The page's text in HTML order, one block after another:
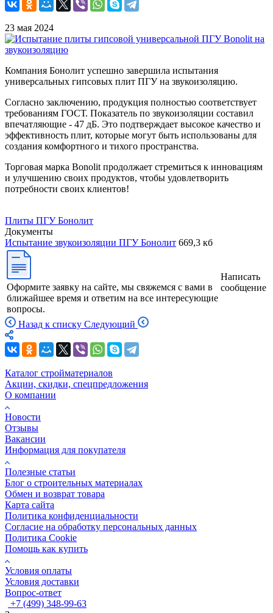
23 мая 2024
Компания Бонолит успешно завершила испытания
универсальных гипсовых плит ПГУ на звукоизоляцию.
Согласно заключению, продукция полностью соответствует
требованиям ГОСТ. Показатель по звукоизоляции составил
впечатляющие - 47 дБ. Это подтверждает высокое качество и
эффективность плит, которые могут быть использованы для
создания комфортного и тихого пространства.
Торговая марка Bonolit продолжает стремиться к инновациям
и улучшению своих продуктов, чтобы удовлетворить
потребности своих клиентов!
Плиты ПГУ Бонолит
Документы
Испытание звукоизоляции ПГУ Бонолит 669,3 кб
Оформите заявку на сайте, мы свяжемся с вами в
ближайшее время и ответим на все интересующие
вопросы.
Написать
сообщение
Назад к списку Следующий
Каталог стройматериалов
Акции, скидки, спецпредложения
О компании
Новости
Отзывы
Вакансии
Информация для покупателя
Полезные статьи
Блог о строительных материалах
Обмен и возврат товара
Карта сайта
Политика конфиденциальности
Согласие на обработку персональных данных
Политика Cookie
Помощь как купить
Условия оплаты
Условия доставки
Вопрос-ответ
+7 (499) 348-99-63